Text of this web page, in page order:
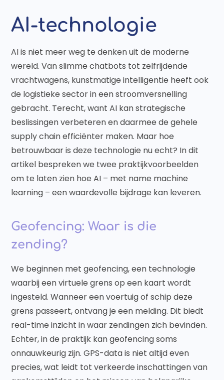
AI-technologie
AI is niet meer weg te denken uit de moderne
wereld. Van slimme chatbots tot zelfrijdende
vrachtwagens, kunstmatige intelligentie heeft ook
de logistieke sector in een stroomversnelling
gebracht. Terecht, want AI kan strategische
beslissingen verbeteren en daarmee de gehele
supply chain efficiënter maken. Maar hoe
betrouwbaar is deze technologie nu echt? In dit
artikel bespreken we twee praktijkvoorbeelden
om te laten zien hoe AI – met name machine
learning – een waardevolle bijdrage kan leveren.
Geofencing: Waar is die
zending?
We beginnen met geofencing, een technologie
waarbij een virtuele grens op een kaart wordt
ingesteld. Wanneer een voertuig of schip deze
grens passeert, ontvang je een melding. Dit biedt
real-time inzicht in waar zendingen zich bevinden.
Echter, in de praktijk kan geofencing soms
onnauwkeurig zijn. GPS-data is niet altijd even
precies, wat leidt tot verkeerde inschattingen van